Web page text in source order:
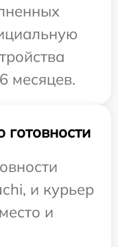
месяцев.
и курьер
и